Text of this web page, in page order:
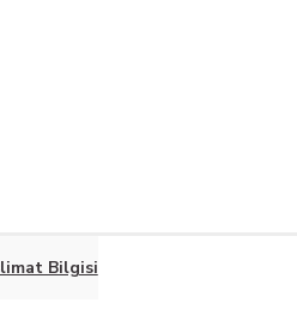
Bilgisi